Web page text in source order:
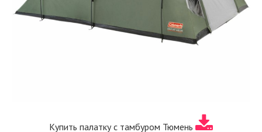
Купить палатку с тамбуром Тюмень